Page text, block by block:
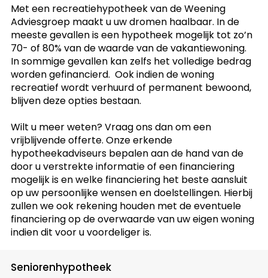
Met een recreatiehypotheek van de Weening
Adviesgroep maakt u uw dromen haalbaar. In de
meeste gevallen is een hypotheek mogelijk tot zo’n
70- of 80% van de waarde van de vakantiewoning.
In sommige gevallen kan zelfs het volledige bedrag
worden gefinancierd. Ook indien de woning
recreatief wordt verhuurd of permanent bewoond,
blijven deze opties bestaan.
Wilt u meer weten? Vraag ons dan om een
vrijblijvende offerte. Onze erkende
hypotheekadviseurs bepalen aan de hand van de
door u verstrekte informatie of een financiering
mogelijk is en welke financiering het beste aansluit
op uw persoonlijke wensen en doelstellingen. Hierbij
zullen we ook rekening houden met de eventuele
financiering op de overwaarde van uw eigen woning
indien dit voor u voordeliger is.
Seniorenhypotheek